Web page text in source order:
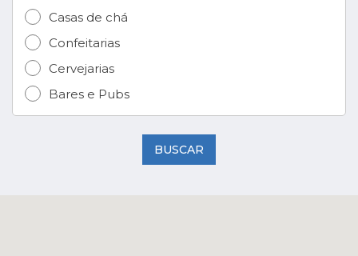
Casas de chá
Confeitarias
Cervejarias
Bares e Pubs
BUSCAR